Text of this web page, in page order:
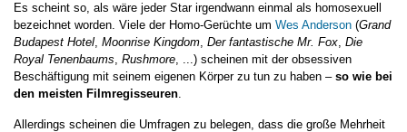
Es scheint so, als wäre jeder Star irgendwann einmal als homosexuell
bezeichnet worden. Viele der Homo-Gerüchte um Wes Anderson (Grand
Budapest Hotel, Moonrise Kingdom, Der fantastische Mr. Fox, Die
Royal Tenenbaums, Rushmore, ...) scheinen mit der obsessiven
Beschäftigung mit seinem eigenen Körper zu tun zu haben – so wie bei
den meisten Filmregisseuren.
Allerdings scheinen die Umfragen zu belegen, dass die große Mehrheit